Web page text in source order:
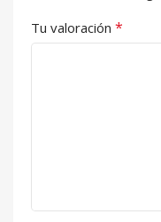
Tu valoración *